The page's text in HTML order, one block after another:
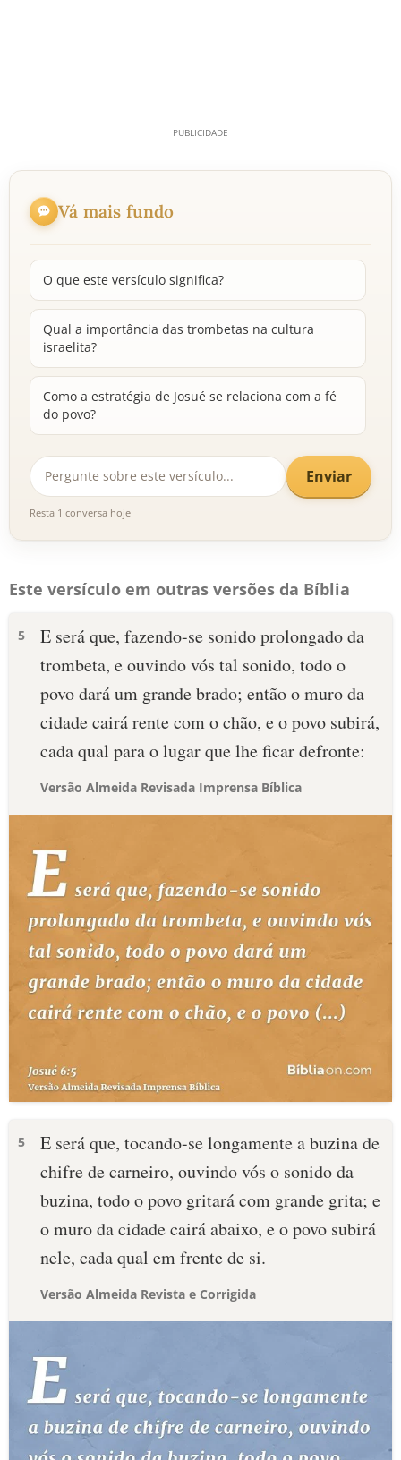
Vá mais fundo
O que este versículo significa?
Qual a importância das trombetas na cultura
israelita?
Como a estratégia de Josué se relaciona com a fé
do povo?
Enviar
Resta 1 conversa hoje
Este versículo em outras versões da Bíblia
5
E será que, fazendo-se sonido prolongado da
trombeta, e ouvindo vós tal sonido, todo o
povo dará um grande brado; então o muro da
cidade cairá rente com o chão, e o povo subirá,
cada qual para o lugar que lhe ficar defronte:
Versão Almeida Revisada Imprensa Bíblica
5
E será que, tocando-se longamente a buzina de
chifre de carneiro, ouvindo vós o sonido da
buzina, todo o povo gritará com grande grita; e
o muro da cidade cairá abaixo, e o povo subirá
nele, cada qual em frente de si.
Versão Almeida Revista e Corrigida